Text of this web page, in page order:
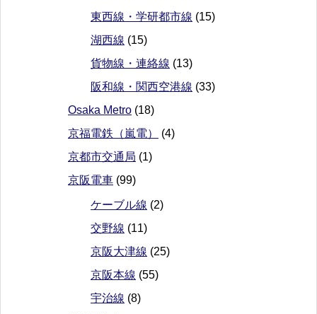
東西線・学研都市線 (15)
湖西線 (15)
貨物線・連絡線 (13)
阪和線・関西空港線 (33)
Osaka Metro (18)
京福電鉄（嵐電）
(4)
京都市交通局 (1)
京阪電車 (99)
ケーブル線 (2)
交野線 (11)
京阪大津線 (25)
京阪本線 (55)
宇治線 (8)